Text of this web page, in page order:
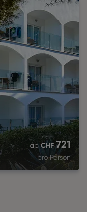
ab CHF721
pro Person